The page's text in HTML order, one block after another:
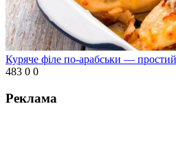
Куряче філе по-арабськи —
483 0 0
Реклама